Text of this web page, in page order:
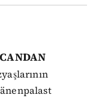
CANDAN